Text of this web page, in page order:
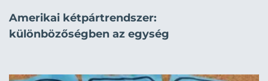
Amerikai kétpártrendszer:
különbözőségben az egység